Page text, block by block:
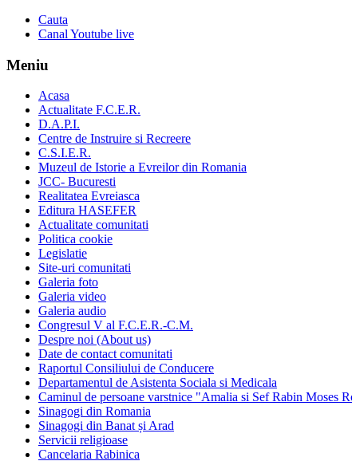
Cauta
Canal Youtube live
Meniu
Acasa
Actualitate F.C.E.R.
D.A.P.I.
Centre de Instruire si Recreere
C.S.I.E.R.
Muzeul de Istorie a Evreilor din Romania
JCC- Bucuresti
Realitatea Evreiasca
Editura HASEFER
Actualitate comunitati
Politica cookie
Legislatie
Site-uri comunitati
Galeria foto
Galeria video
Galeria audio
Congresul V al F.C.E.R.-C.M.
Despre noi (About us)
Date de contact comunitati
Raportul Consiliului de Conducere
Departamentul de Asistenta Sociala si Medicala
Caminul de persoane varstnice "Amalia si Sef Rabin Moses
Sinagogi din Romania
Sinagogi din Banat și Arad
Servicii religioase
Cancelaria Rabinica